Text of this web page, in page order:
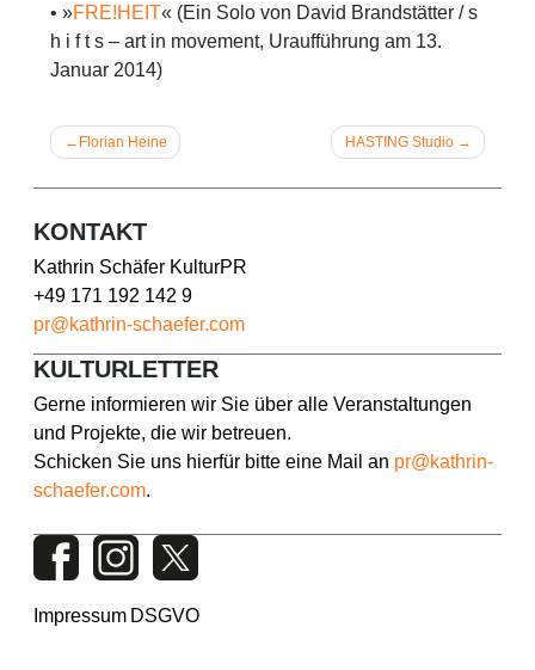
• »FRE!HEIT« (Ein Solo von David Brandstätter / s
h i f t s – art in movement, Uraufführung am 13.
Januar 2014)
Beitragsnavigation
Florian Heine HASTING Studio
KONTAKT
Kathrin Schäfer KulturPR
+49 171 192 142 9
pr@kathrin-schaefer.com
KULTURLETTER
Gerne informieren wir Sie über alle Veranstaltungen
und Projekte, die wir betreuen.
Schicken Sie uns hierfür bitte eine Mail an pr@kathrin-
schaefer.com.
Impressum DSGVO